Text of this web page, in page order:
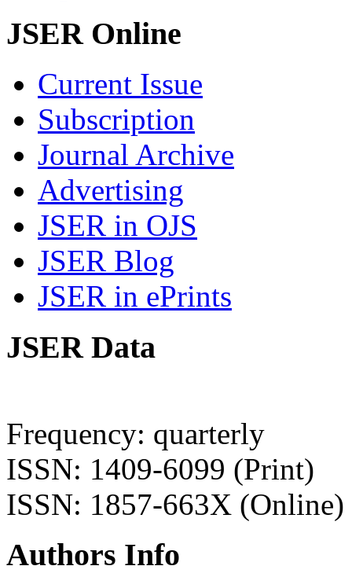
JSER Online
Current Issue
Subscription
Journal Archive
Advertising
JSER in OJS
JSER Blog
JSER in ePrints
JSER Data
Frequency: quarterly
ISSN: 1409-6099 (Print)
ISSN: 1857-663X (Online)
Authors Info